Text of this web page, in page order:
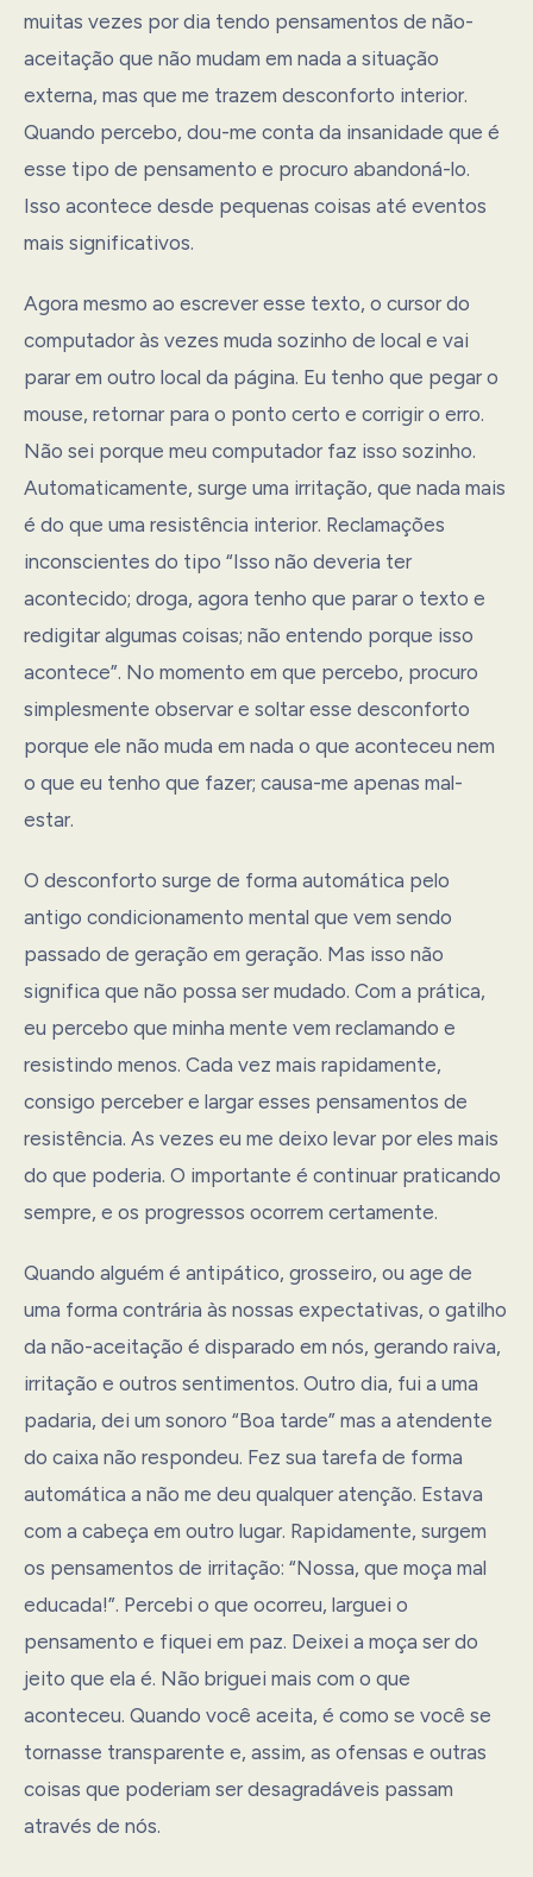
muitas vezes por dia tendo pensamentos de não-
aceitação que não mudam em nada a situação
externa, mas que me trazem desconforto interior.
Quando percebo, dou-me conta da insanidade que é
esse tipo de pensamento e procuro abandoná-lo.
Isso acontece desde pequenas coisas até eventos
mais significativos.
Agora mesmo ao escrever esse texto, o cursor do
computador às vezes muda sozinho de local e vai
parar em outro local da página. Eu tenho que pegar o
mouse, retornar para o ponto certo e corrigir o erro.
Não sei porque meu computador faz isso sozinho.
Automaticamente, surge uma irritação, que nada mais
é do que uma resistência interior. Reclamações
inconscientes do tipo “Isso não deveria ter
acontecido; droga, agora tenho que parar o texto e
redigitar algumas coisas; não entendo porque isso
acontece”. No momento em que percebo, procuro
simplesmente observar e soltar esse desconforto
porque ele não muda em nada o que aconteceu nem
o que eu tenho que fazer; causa-me apenas mal-
estar.
O desconforto surge de forma automática pelo
antigo condicionamento mental que vem sendo
passado de geração em geração. Mas isso não
significa que não possa ser mudado. Com a prática,
eu percebo que minha mente vem reclamando e
resistindo menos. Cada vez mais rapidamente,
consigo perceber e largar esses pensamentos de
resistência. As vezes eu me deixo levar por eles mais
do que poderia. O importante é continuar praticando
sempre, e os progressos ocorrem certamente.
Quando alguém é antipático, grosseiro, ou age de
uma forma contrária às nossas expectativas, o gatilho
da não-aceitação é disparado em nós, gerando raiva,
irritação e outros sentimentos. Outro dia, fui a uma
padaria, dei um sonoro “Boa tarde” mas a atendente
do caixa não respondeu. Fez sua tarefa de forma
automática a não me deu qualquer atenção. Estava
com a cabeça em outro lugar. Rapidamente, surgem
os pensamentos de irritação: “Nossa, que moça mal
educada!”. Percebi o que ocorreu, larguei o
pensamento e fiquei em paz. Deixei a moça ser do
jeito que ela é. Não briguei mais com o que
aconteceu. Quando você aceita, é como se você se
tornasse transparente e, assim, as ofensas e outras
coisas que poderiam ser desagradáveis passam
através de nós.